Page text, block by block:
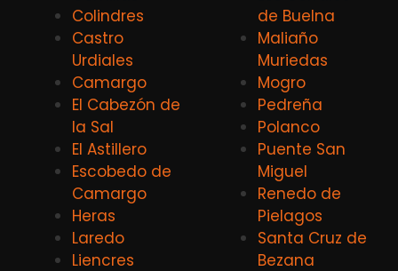
Colindres
Castro
Urdiales
Camargo
El Cabezón de
la Sal
El Astillero
Escobedo de
Camargo
Heras
Laredo
Liencres
de Buelna
Maliaño
Muriedas
Mogro
Pedreña
Polanco
Puente San
Miguel
Renedo de
Pielagos
Santa Cruz de
Bezana